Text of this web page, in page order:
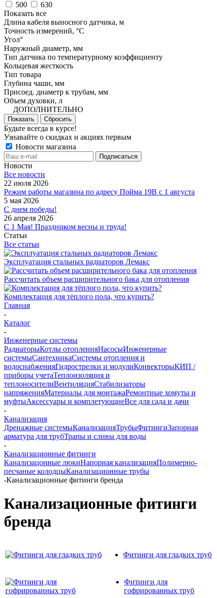
500
630
Показать все
Длина кабеля выносного датчика, м
Точность измерений, °C
Угол°
Наружный диаметр, мм
Тип датчика по температурному коэффициенту
Кольцевая жесткость
Тип товара
Глубина чаши, мм
Присоед. диаметр к трубам, мм
Объем духовки, л
ДОПОЛНИТЕЛЬНО
Показать Сбросить
Будьте всегда в курсе!
Узнавайте о скидках и акциях первым
Новости магазина
Новости
Все новости
22 июля 2026
Режим работы магазина по адресу Пойма 19В с 1 августа
5 мая 2026
С днем победы!
26 апреля 2026
С 1 Мая! Праздником весны и труда!
Статьи
Все статьи
Эксплуатация стальных радиаторов Лемакс
Рассчитать объем расширительного бака для отопления
Комплектация для тёплого пола, что купить?
Главная
-
Каталог
-
Инженерные системы
РадиаторыКотлы отопленияНасосыИнженерные
системыСантехникаСистемы отопления и
водоснабженияГидрострелки и модулиКонвекторыКИП /
приборы учетаТеплоизоляция и
теплоносителиВентиляцияСтабилизаторы
напряженияМатериалы для монтажаРемонтные хомуты и
муфтыАксессуары и комплетующиеВсе для сада и дачи
-
Канализация
Дренажные системыКанализацияТрубыФитингиЗапорная
арматура для трубТрапы и сливы для воды
-
Канализационные фитинги
Канализацонные люкиНапорная канализацияПолимерно-
песчаные колодцыКанализационные трубы
-Канализационные фитинги бренда
Канализационные фитинги
бренда
Фитинги для гладких труб
Фитинги для
гофрированных труб